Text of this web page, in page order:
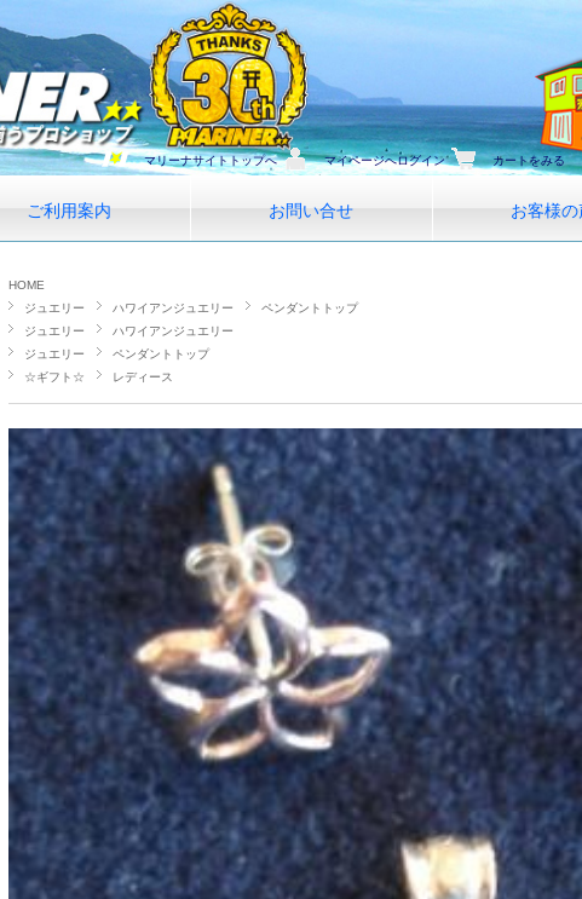
マリーナサイトトップへ マイページへログイン カートをみる
ご利用案内 お問い合せ お客様の
HOME
ジュエリー
ハワイアンジュエリー
ペンダントトップ
ジュエリー
ハワイアンジュエリー
ジュエリー
ペンダントトップ
☆ギフト☆
レディース